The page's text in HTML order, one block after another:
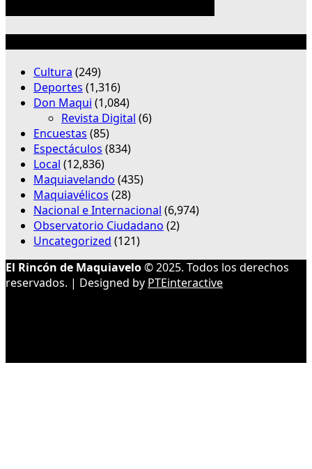
Cultura (249)
Deportes (1,316)
Don Maqui (1,084)
Revista Digital (6)
Encuestas (85)
Espectáculos (834)
Local (12,836)
Maquiavelando (435)
Maquiavélicos (28)
Nacional e Internacional (6,974)
Observatorio Ciudadano (2)
Uncategorized (121)
El Rincón de Maquiavelo© 2025. Todos los derechos
reservados. | Designed by PTEinteractive